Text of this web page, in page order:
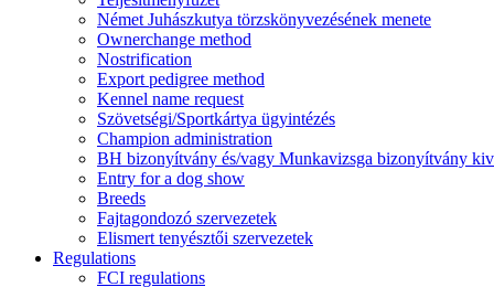
Német Juhászkutya törzskönyvezésének menete
Ownerchange method
Nostrification
Export pedigree method
Kennel name request
Szövetségi/Sportkártya ügyintézés
Champion administration
BH bizonyítvány és/vagy Munkavizsga bizonyítvány
Entry for a dog show
Breeds
Fajtagondozó szervezetek
Elismert tenyésztői szervezetek
Regulations
FCI regulations